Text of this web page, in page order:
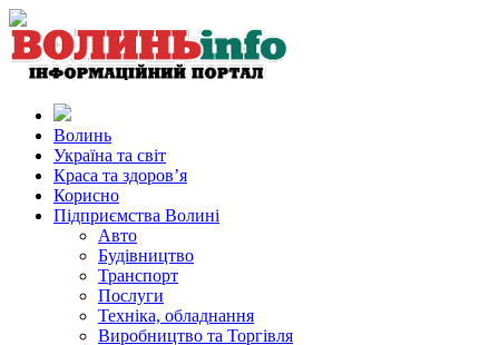
Волинь
Україна та світ
Краса та здоров’я
Корисно
Підприємства Волині
Авто
Будівництво
Транспорт
Послуги
Техніка, обладнання
Виробництво та Торгівля